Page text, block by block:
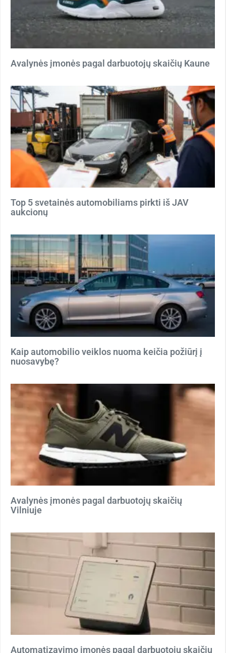
Avalynės įmonės pagal darbuotojų skaičių Kaune
Top 5 svetainės automobiliams pirkti iš JAV
aukcionų
Kaip automobilio veiklos nuoma keičia požiūrį į
nuosavybę?
Avalynės įmonės pagal darbuotojų skaičių
Vilniuje
Automatizavimo įmonės pagal darbuotojų skaičių